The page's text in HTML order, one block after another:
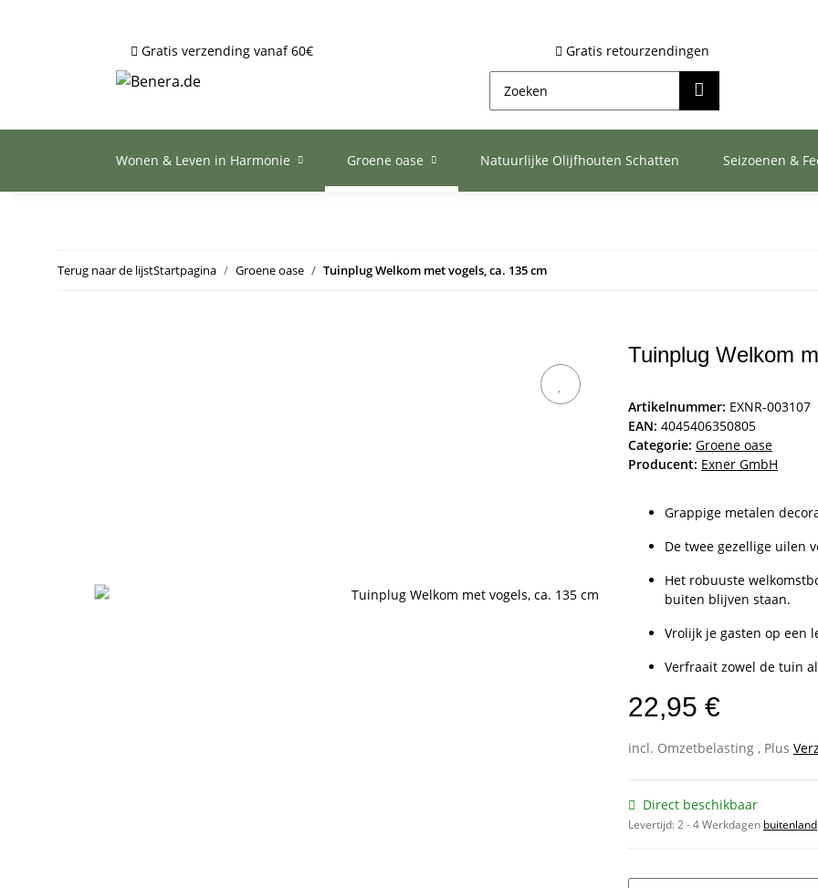
Gratis verzending vanaf 60€ Gratis retourzendingen
Wonen & Leven in Harmonie Groene oase Natuurlijke Olijfhouten Schatten Seizoenen &
Terug naar de lijstStartpagina Groene oase Tuinplug Welkom met vogels, ca. 135 cm
Tuinplug Welkom
Artikelnummer: EXNR-003107
EAN: 4045406350805
Categorie: Groene oase
Producent: Exner GmbH
Grappige metalen
De twee gezellige uilen
Het robuuste
buiten blijven staan.
Vrolijk je gasten op een
Verfraait zowel de tuin
22,95 €
incl. Omzetbelasting , Plus
Direct beschikbaar
Levertijd:2 - 4 Werkdagen buitenland